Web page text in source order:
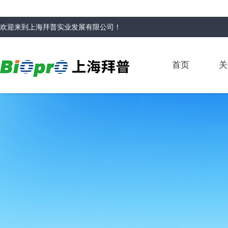
欢迎来到 上海拜普实业发展有限公司 ！
首页